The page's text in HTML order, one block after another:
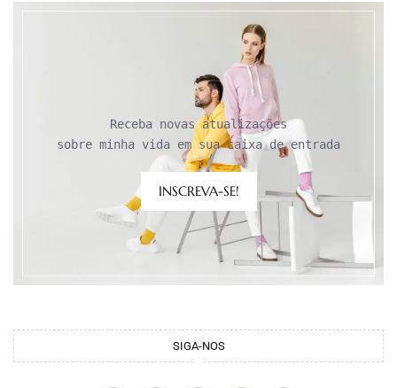
Receba novas atualizações
sobre minha vida em sua caixa de entrada
INSCREVA-SE!
SIGA-NOS